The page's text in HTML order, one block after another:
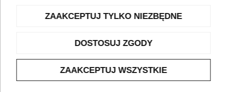
zapytaj o produkt
ZAAKCEPTUJ TYLKO NIEZBĘDNE
DOSTOSUJ ZGODY
ZAAKCEPTUJ WSZYSTKIE